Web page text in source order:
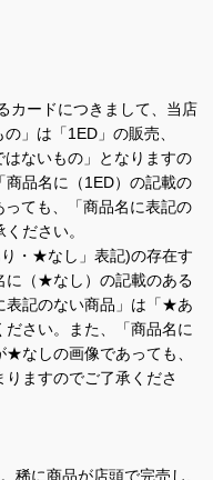
カードにつきまして、当店
」は「1ED」の販売、
はないもの」となりますの
品名に（1ED）の記載の
ても、「商品名に表記の
ださい。
・★なし」表記)の存在す
に（★なし）の記載のある
表記のない商品」は「★あ
ださい。また、「商品名に
なしの画像であっても、
りますのでご了承くださ
稀に商品が店頭で完売し、